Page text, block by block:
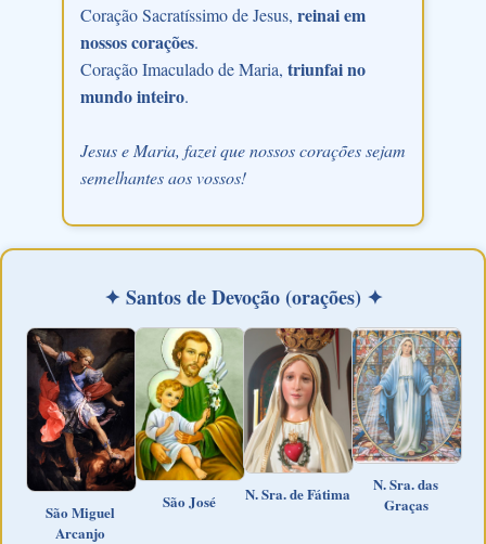
Coração Sacratíssimo de Jesus, reinai em
nossos corações.
Coração Imaculado de Maria, triunfai no
mundo inteiro.
Jesus e Maria, fazei que nossos corações sejam
semelhantes aos vossos!
✦ Santos de Devoção (orações) ✦
São Miguel
Arcanjo
São José N. Sra. de Fátima
N. Sra. das
Graças